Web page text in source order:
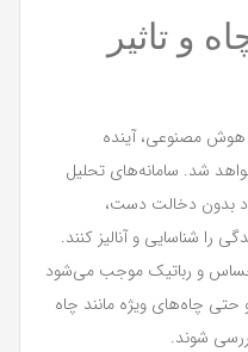
و تاثیر
هوش مصنوعی، آینده
شد. سامانه‌های تحلیل
بدون دخالت دست،
را شناسایی و آنالیز کنند.
و رباتیک موجب می‌شود
چاه‌های ویژه مانند چاه
شوند.